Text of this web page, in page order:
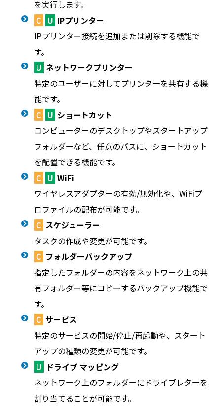
を実行します。
C U IPプリンター
IPプリンター接続を追加または削除する機能で
す。
U ネットワークプリンター
特定のユーザーに対してプリンタ―を共有する機
能です。
C U ショートカット
コンピューターのデスクトップやスタートアップ
フォルダーなど、任意のパスに、ショートカット
を配置できる機能です。
C U WiFi
ワイヤレスアダプターの有効/無効化や、WiFiプ
ロファイルの配布が可能です。
C スケジューラー
タスクの作成や変更が可能です。
C フォルダーバックアップ
指定したフォルダーの内容をネットワーク上の共
有フォルダー等にコピーするバックアップ機能で
す。
C サービス
特定のサービスの開始/停止/再起動や、スタート
アップの種類の変更が可能です。
U ドライブ マッピング
ネットワーク上のフォルダーにドライブレターを
割り当てることが可能です。